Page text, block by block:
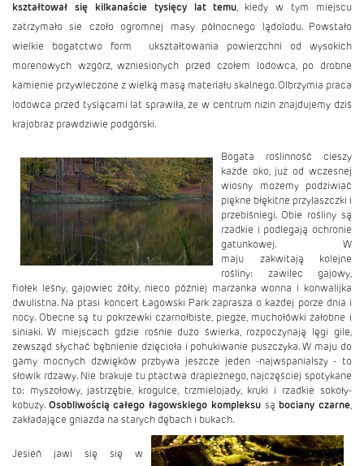
kształtował się kilkanaście tysięcy lat temu, kiedy w tym miejscu
zatrzymało sie czoło ogromnej masy północnego lądolodu. Powstało
wielkie bogatctwo form ukształtowania powierzchni od wysokich
morenowych wzgórz, wzniesionych przed czołem lodowca, po drobne
kamienie przywleczone z wielką masą materiału skalnego. Olbrzymia praca
lodowca przed tysiącami lat sprawiła, że w centrum nizin znajdujemy dziś
krajobraz prawdziwie podgórski.
Bogata roślinność cieszy
każde oko, już od wczesnej
wiosny możemy podziwiać
piękne błękitne przylaszczki i
przebiśniegi. Obie rośliny są
rzadkie i podlegają ochronie
gatunkowej. W
maju zakwitają kolejne
rośliny: zawilec gajowy,
fiołek leśny, gajowiec żółty, nieco później marzanka wonna i konwalijka
dwulistna. Na ptasi koncert Łagowski Park zaprasza o każdej porze dnia i
nocy. Obecne są tu pokrzewki czarnołbiste, piegże, muchołówki żałobne i
siniaki. W miejscach gdzie rośnie dużo świerka, rozpoczynają lęgi gile,
zewsząd słychać bębnienie dzięcioła i pohukiwanie puszczyka. W maju do
gamy mocnych dzwięków przbywa jeszcze jeden -najwspanialszy - to
słowik rdzawy. Nie brakuje tu ptactwa drapieżnego, najczęściej spotykane
to: myszołowy, jastrzębie, krogulce, trzmielojady, kruki i rzadkie sokoły-
kobuzy. Osobliwością całego łagowskiego kompleksusą bociany czarne,
zakładające gniazda na starych dębach i bukach.
Jesień jawi się się w